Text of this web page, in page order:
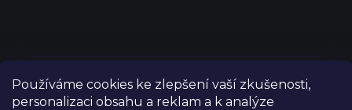
Používáme cookies ke zlepšení vaší zkušenosti,
personalizaci obsahu a reklam a k analýze